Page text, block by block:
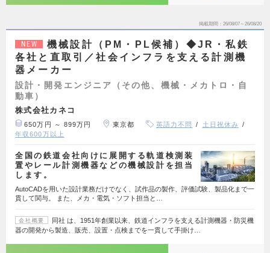
掲載期間 26/08/07～26/08/20
NEW
機械設計（PM・PL候補）◆JR・私鉄
各社と直取引／社会インフラを支える計測機
器メーカー
設計・開発エンジニア（その他、機械・メカトロ・自
動車）
株式会社カネコ
650万円 ～ 899万円 東京都 英語力不問
土日祝休み
年収600万以上
全国の鉄道会社向けに展開する軌道検測装
置やレール計測機器などの機械設計を担当
します。
AutoCADを用いた設計業務だけでなく、試作品の製作、評価試験、製品化まで一
貫して関与。 また、メカ・電気・ソフト担当と…
会社概要
同社 は、1951年創業以来、鉄道インフラを支える計測機器・防災機
器の開発から製造、販売、設置・点検までを一貫して手掛け…